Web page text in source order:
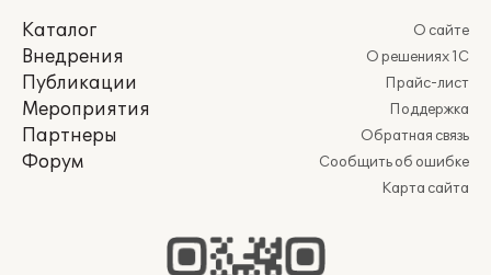
Каталог
Внедрения
Публикации
Мероприятия
Партнеры
Форум
О сайте
О решениях 1С
Прайс-лист
Поддержка
Обратная связь
Сообщить об ошибке
Карта сайта